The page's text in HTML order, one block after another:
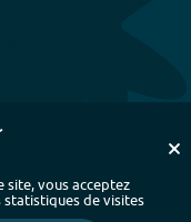
site, vous acceptez
statistiques de visites